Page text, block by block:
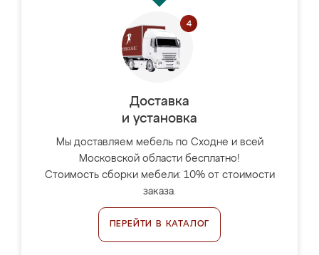
Доставка
и установка
Мы доставляем мебель по Сходне и всей
Московской области бесплатно!
Стоимость сборки мебели: 10% от стоимости
заказа.
ПЕРЕЙТИ В КАТАЛОГ